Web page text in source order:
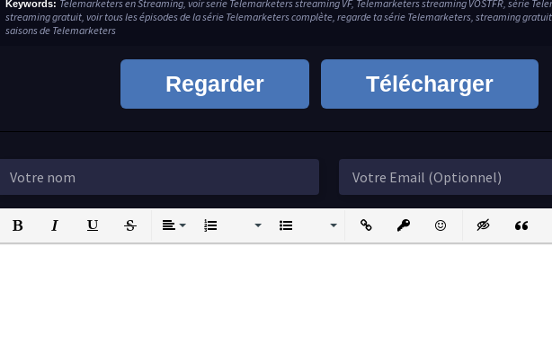
Keywords: Telemarketers en Streaming, voir serie Telemarketers streaming VF, Telemarketers streaming VOSTFR, série
streaming gratuit, voir tous les épisodes de la série Telemarketers complète, regarde ta série Telemarketers, streaming
saisons de Telemarketers
Regarder Télécharger
Bold Italic UnderlineStrikethrough
AlignOrdered List Unordered ListInsert LinkInsert protected link
EmoticonsInsert hidden
Insert